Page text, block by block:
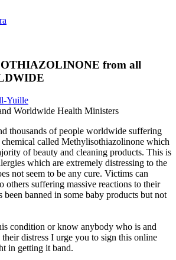
from all
Yuille
Worldwide Health Ministers
thousands of people worldwide suffering
called Methylisothiazolinone which
of beauty and cleaning products. This is
which are extremely distressing to the
not seem to be any cure. Victims can
others suffering massive reactions to their
been banned in some baby products but not
condition or know anybody who is and
distress I urge you to sign this online
in getting it band.